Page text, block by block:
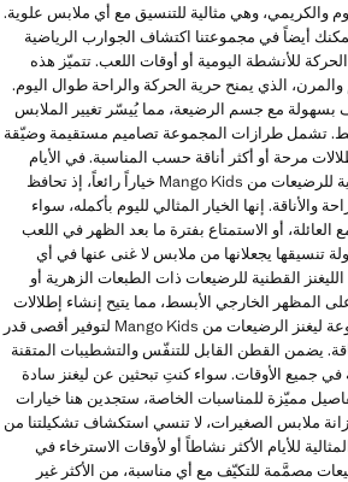
والكريمي، وهي مثالية للتنسيق مع أي ملابس علوية.
أيضاً في مجموعتنا اكتشاف الجوارب الرياضية
للأنشطة اليومية أو أوقات اللعب. تتميّز هذه
والمرن، الذي يمنح حرية الحركة والراحة طوال اليوم.
مع جسم الرضيعة، مما يُيسّر تغيير الملابس
تشمل طرازات المجموعة تصاميم مستقيمة وضيّقة
مرحة أو أكثر أناقة حسب المناسبة. في الأيام
الأكثر برودة، تُعدّ الليغنز الحرارية للرضيعات من Mango Kids خياراً رائعاً، إذ تحافظ
والأناقة. إنها الخيار المثالي لليوم بأكمله، سواء
العائلة، أو الاستمتاع بفترة ما بعد الظهر في اللعب
تنسيقها يجعلانها من ملابس لا غنى عنها في أي
القطنية للرضيعات ذات الطبعات الزهرية أو
المظهر الخارجي الأبسط، مما يتيح إنشاء إطلالات
مليئة بالشخصية. صُمِّمت مجموعة ليغنز الرضيعات من Mango Kids لتوفير أقصى قدر
يضمن القطن القابل للتنفّس والتشطيبات المتقنة
في جميع الأوقات. سواء كنتِ تبحثين عن ليغنز سادة
مميّزة للمناسبات الخاصة، ستجدين هنا خيارات
ملابس الصغيرات، لا تنسي استكشاف تشكيلتنا من
للأيام الأكثر نشاطاً أو لأوقات الاسترخاء في
مصمَّمة للتكيّف مع أي مناسبة، من الأكثر غير